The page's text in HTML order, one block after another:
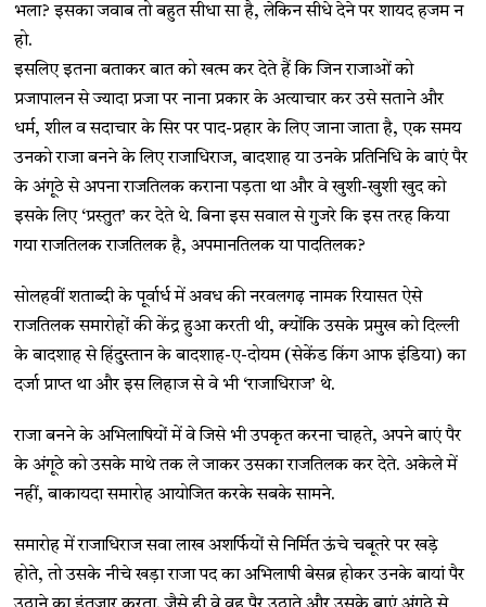
भला? इसका जवाब तो बहुत सीधा सा है, लेकिन सीधे देने पर शायद हजम न
हो.
इसलिए इतना बताकर बात को खत्म कर देते हैं कि जिन राजाओं को
प्रजापालन से ज्यादा प्रजा पर नाना प्रकार के अत्याचार कर उसे सताने और
धर्म, शील व सदाचार के सिर पर पाद-प्रहार के लिए जाना जाता है, एक समय
उनको राजा बनने के लिए राजाधिराज, बादशाह या उनके प्रतिनिधि के बाएं पैर
के अंगूठे से अपना राजतिलक कराना पड़ता था और वे खुशी-खुशी खुद को
इसके लिए ‘प्रस्तुत’ कर देते थे. बिना इस सवाल से गुजरे कि इस तरह किया
गया राजतिलक राजतिलक है, अपमानतिलक या पादतिलक?
सोलहवीं शताब्दी के पूर्वार्ध में अवध की नरवलगढ़ नामक रियासत ऐसे
राजतिलक समारोहों की केंद्र हुआ करती थी, क्योंकि उसके प्रमुख को दिल्ली
के बादशाह से हिंदुस्तान के बादशाह-ए-दोयम (सेकेंड किंग आफ इंडिया) का
दर्जा प्राप्त था और इस लिहाज से वे भी ‘राजाधिराज’ थे.
राजा बनने के अभिलाषियों में वे जिसे भी उपकृत करना चाहते, अपने बाएं पैर
के अंगूठे को उसके माथे तक ले जाकर उसका राजतिलक कर देते. अकेले में
नहीं, बाकायदा समारोह आयोजित करके सबके सामने.
समारोह में राजाधिराज सवा लाख अशर्फियों से निर्मित ऊंचे चबूतरे पर खड़े
होते, तो उसके नीचे खड़ा राजा पद का अभिलाषी बेसब्र होकर उनके बायां पैर